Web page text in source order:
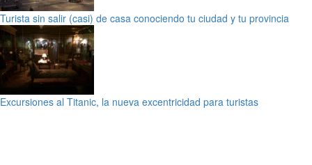
Turista sin salir (casi) de casa conociendo tu ciudad y tu provincia
Excursiones al Titanic, la nueva excentricidad para turistas